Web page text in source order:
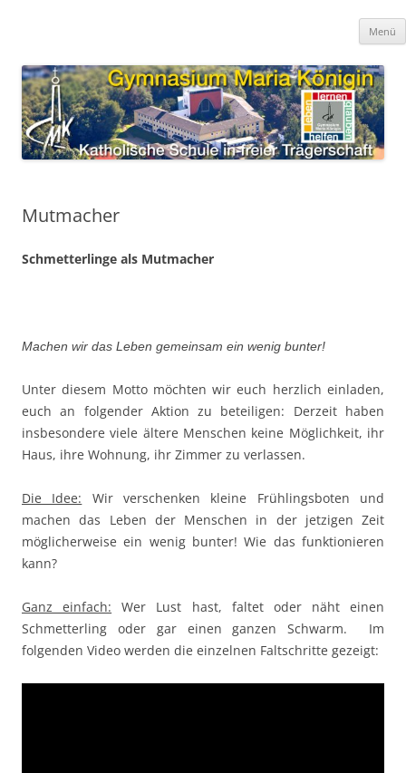
Menü
Mutmacher
Schmetterlinge als Mutmacher
Machen wir das Leben gemeinsam ein wenig bunter!
Unter diesem Motto möchten wir euch herzlich einladen,
euch an folgender Aktion zu beteiligen: Derzeit haben
insbesondere viele ältere Menschen keine Möglichkeit, ihr
Haus, ihre Wohnung, ihr Zimmer zu verlassen.
Die Idee: Wir verschenken kleine Frühlingsboten und
machen das Leben der Menschen in der jetzigen Zeit
möglicherweise ein wenig bunter! Wie das funktionieren
kann?
Ganz einfach: Wer Lust hast, faltet oder näht einen
Schmetterling oder gar einen ganzen Schwarm. Im
folgenden Video werden die einzelnen Faltschritte gezeigt: